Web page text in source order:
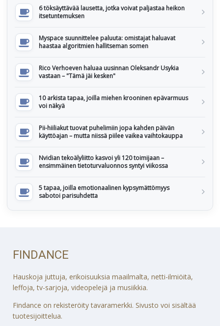
6 töksäyttävää lausetta, jotka voivat paljastaa heikon
itsetuntemuksen
Myspace suunnittelee paluuta: omistajat haluavat
haastaa algoritmien hallitseman somen
Rico Verhoeven haluaa uusinnan Oleksandr Usykia
vastaan – "Tämä jäi kesken"
10 arkista tapaa, joilla miehen krooninen epävarmuus
voi näkyä
Pii-hiiliakut tuovat puhelimiin jopa kahden päivän
käyttöajan – mutta niissä piilee vaikea vaihtokauppa
Nvidian tekoälyliitto kasvoi yli 120 toimijaan –
ensimmäinen tietoturvaluonnos syntyi viikossa
5 tapaa, joilla emotionaalinen kypsymättömyys
sabotoi parisuhdetta
FINDANCE
Hauskoja juttuja, erikoisuuksia maailmalta, netti-ilmiöitä,
leffoja, tv-sarjoja, videopelejä ja musiikkia.
Findance on rekisteröity tavaramerkki. Sivusto voi sisältää
tuotesijoittelua.